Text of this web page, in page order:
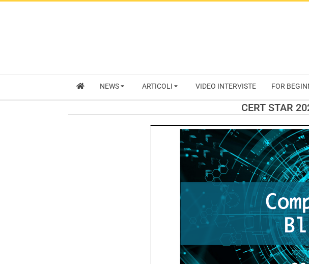
NEWS ARTICOLI VIDEO INTERVISTE FOR
CERT STAR